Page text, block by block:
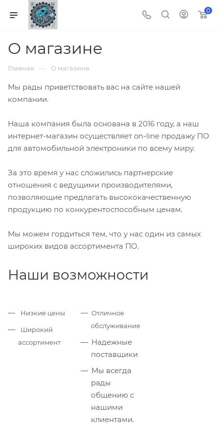
0
О магазине
Главная — О магазине
Мы рады приветствовать вас на сайте нашей
компании.
Наша компания была основана в 2016 году, а наш
интернет-магазин осуществляет on-line продажу ПО
для автомобильной электроники по всему миру.
За это время у нас сложились партнерские
отношения с ведущими производителями,
позволяющие предлагать высококачественную
продукцию по конкурентоспособным ценам.
Мы можем гордиться тем, что у нас один из самых
широких видов ассортимента ПО.
Наши возможности
Низкие цены
Широкий
ассортимент
Отличное
обслуживание
Надежные
поставщики
Мы всегда
рады
общению с
нашими
клиентами.